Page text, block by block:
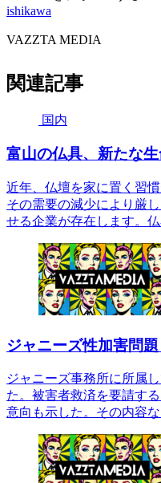
ishikawa
VAZZTA MEDIA
関連記事
国内
富山の仏具、新たな
近年、仏壇を家に置く習
その需要の減少により厳
せる企業が存在します。
ジャニーズ性加害問
ジャニーズ事務所に所属
た。被害者救済を要請す
意向も示した。その内容